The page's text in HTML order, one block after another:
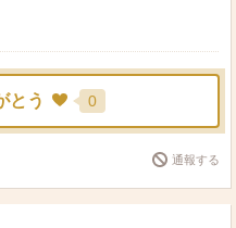
とう 0
通報する